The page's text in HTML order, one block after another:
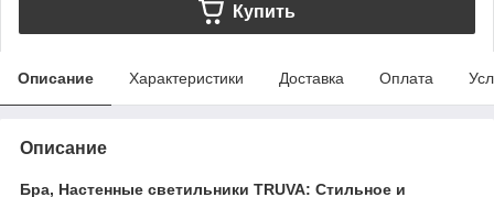
Купить
Описание Характеристики Доставка Оплата
Описание
Бра, Настенные светильники TRUVA: Стильное и